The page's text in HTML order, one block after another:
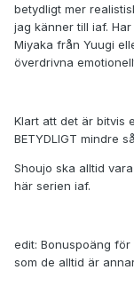
betydligt mer
jag känner till iaf.
Miyaka från Yuugi
överdrivna
Klart att det är bitvis
BETYDLIGT mindre
Shoujo ska alltid
här serien iaf.
edit: Bonuspoäng
som de alltid är